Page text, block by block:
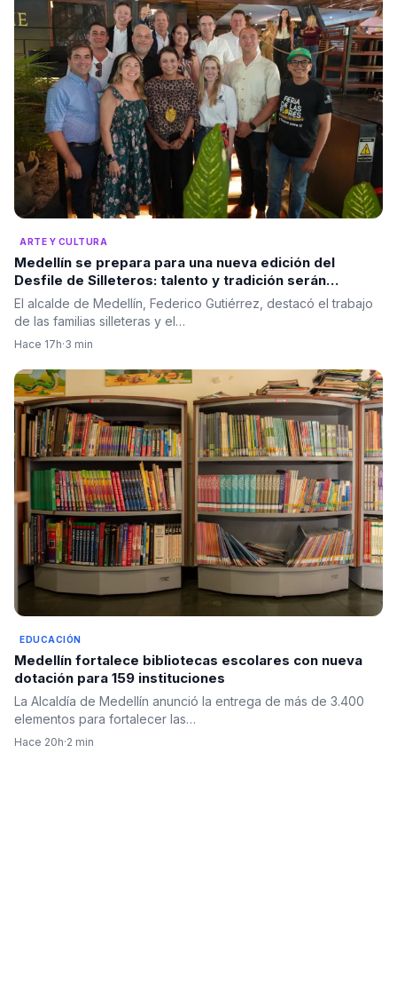
ARTE Y CULTURA
Medellín se prepara para una nueva edición del
Desfile de Silleteros: talento y tradición serán
protagonistas
El alcalde de Medellín, Federico Gutiérrez, destacó el trabajo
de las familias silleteras y el…
Hace 17h·3 min
EDUCACIÓN
Medellín fortalece bibliotecas escolares con nueva
dotación para 159 instituciones
La Alcaldía de Medellín anunció la entrega de más de 3.400
elementos para fortalecer las…
Hace 20h·2 min